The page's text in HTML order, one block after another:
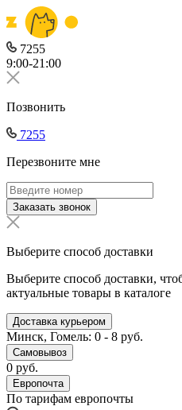
7255
9:00-21:00
Позвонить
7255
Перезвоните мне
Заказать звонок
Выберите способ доставки
Выберите способ доставки,
актуальные товары в каталоге
Доставка курьером
Минск, Гомель: 0 - 8 руб.
Самовывоз
0 руб.
Европочта
По тарифам европочты